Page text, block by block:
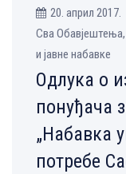
20. април 2017.
Сва Обавјештења,
и јавне набавке
Одлука о
понуђача
„Набавка
потребе